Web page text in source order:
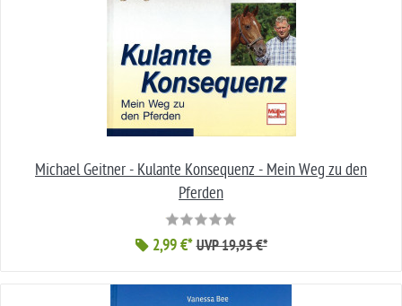
Michael Geitner - Kulante Konsequenz - Mein Weg zu den
Pferden
2,99 €* UVP 19,95 €*